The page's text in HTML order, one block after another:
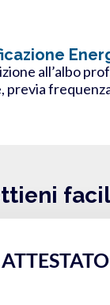
all’albo
previa